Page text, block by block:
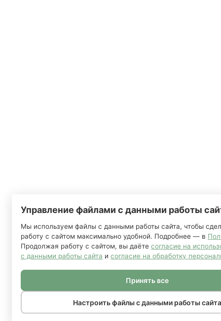
Управление файлами с данными работы
Мы используем файлы с данными работы сайта, чтобы
работу с сайтом максимально удобной. Подробнее — в
Продолжая работу с сайтом, вы даёте согласие на
с данными работы сайта и согласие на обработку
Принять все
Настроить файлы с данными работы сайта